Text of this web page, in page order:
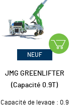
NEUF
JMG GREENLIFTER
(Capacité 0.9T)
Capacité de levage : 0.9